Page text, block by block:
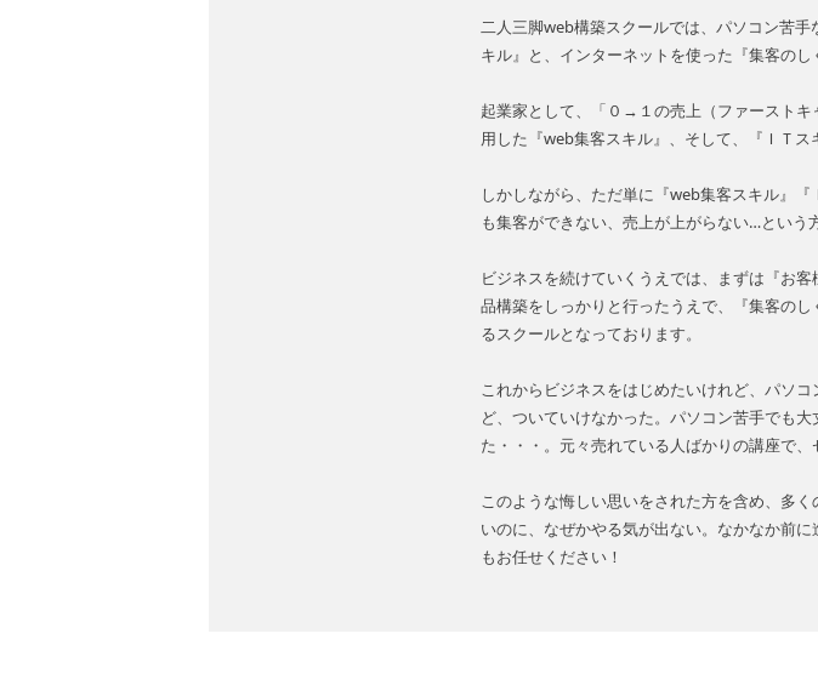
二人三脚web構築スクールでは、パソコン苦
キル』と、インターネットを使った『集客のし
起業家として、「０→１の売上（ファースト
用した『web集客スキル』、そして、『ＩＴス
しかしながら、ただ単に『web集客スキル』
も集客ができない、売上が上がらない…という
ビジネスを続けていくうえでは、まずは『お
品構築をしっかりと行ったうえで、『集客の
るスクールとなっております。
これからビジネスをはじめたいけれど、パソ
ど、ついていけなかった。パソコン苦手でも
た・・・。元々売れている人ばかりの講座で、
このような悔しい思いをされた方を含め、多
いのに、なぜかやる気が出ない。なかなか前
もお任せください！